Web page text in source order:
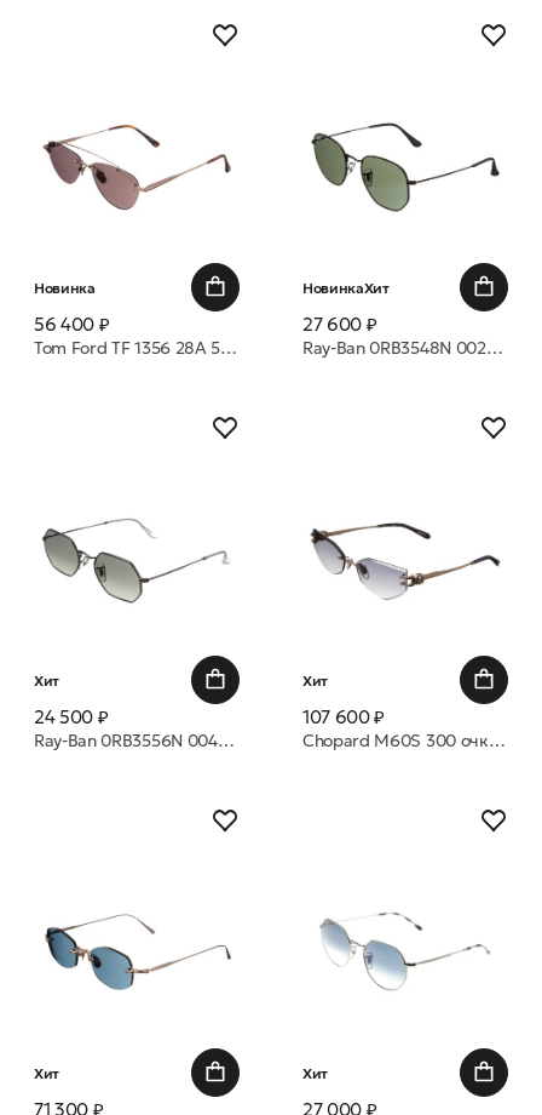
Новинка
56 400 ₽
Tom Ford TF 1356 28A 55 очки с/з
НовинкаХит
27 600 ₽
Ray-Ban 0RB3548N 002/68 54 очки с/з
Хит
24 500 ₽
Ray-Ban 0RB3556N 004/71 LIGHT GREY GRADIENT DARK GREY 53 21 очки с/з
Хит
107 600 ₽
Chopard M60S 300 очки с/з
Хит
71 300 ₽
Хит
27 000 ₽